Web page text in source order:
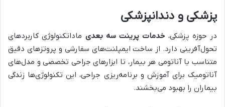
پزشکی و دندانپزشکی
در حوزه پزشکی، خدمات پرینت سه بعدی ماداتکنولوژی کاربردهای
تحول‌آفرینی دارد. از ساخت ایمپلنت‌های سفارشی و پروتزهای دقیق
متناسب با آناتومی هر بیمار، تا ابزارهای جراحی تخصصی و مدل‌های
آناتومیک برای آموزش و برنامه‌ریزی جراحی، این تکنولوژی‌ها زندگی
بیماران را بهبود می‌بخشند.